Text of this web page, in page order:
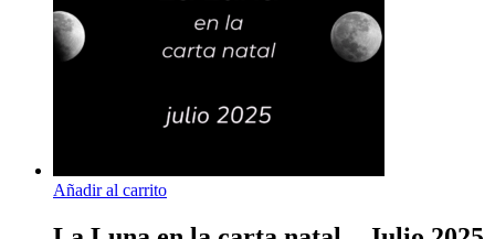
Añadir al carrito